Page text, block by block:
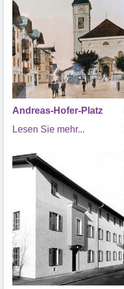
Andreas-Hofer-Platz
Lesen Sie mehr...